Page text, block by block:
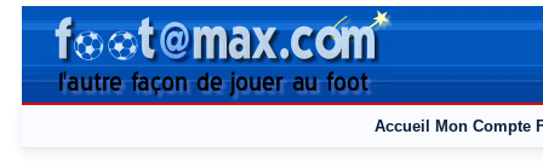
Accueil Mon Compte